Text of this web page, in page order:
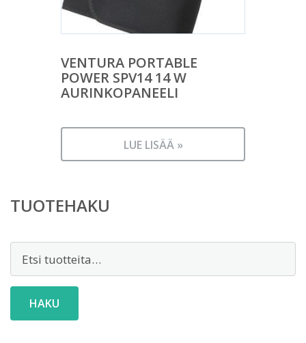
VENTURA PORTABLE
POWER SPV14 14 W
AURINKOPANEELI
LUE LISÄÄ »
TUOTEHAKU
HAKU